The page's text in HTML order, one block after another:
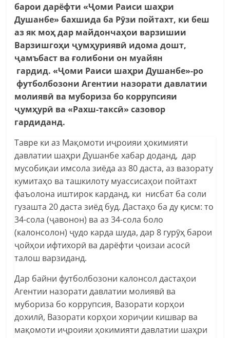
барои дарёфти «Ҷоми Раиси шаҳри
Душанбе» бахшида ба Рӯзи пойтахт, ки беш
аз як моҳ дар майдончаҳои варзишии
Варзишгоҳи ҷумҳуриявӣ идома дошт,
ҷамъбаст ва ғолибони он муайян
гардид. «Ҷоми Раиси шаҳри Душанбе»-ро
футболбозони Агентии назорати давлатии
молиявӣ ва мубориза бо коррупсияи
ҷумҳурӣ ва «Рахш-таксӣ» сазовор
гардиданд.
Тавре ки аз Мақомоти иҷроияи ҳокимияти
давлатии шаҳри Душанбе хабар доданд, дар
мусобиқаи имсола зиёда аз 80 даста, аз вазорату
кумитаҳо ва ташкилоту муассисаҳои пойтахт
фаъолона иштирок карданд, ки нисбат ба соли
гузашта 20 даста зиёд буд. Дастаҳо ба ду қисм: то
34-сола (ҷавонон) ва аз 34-сола боло
(калонсолон) ҷудо карда шуда, дар 8 гурӯҳ барои
ҷойҳои ифтихорӣ ва дарёфти ҷоизаи асосӣ
талош варзиданд.
Дар байни футболбозони калонсол дастаҳои
Агентии назорати давлатии молиявӣ ва
мубориза бо коррупсия, Вазорати корҳои
дохилӣ, Вазорати корҳои хориҷии кишвар ва
мақомоти иҷроияи ҳокимияти давлатии шаҳри